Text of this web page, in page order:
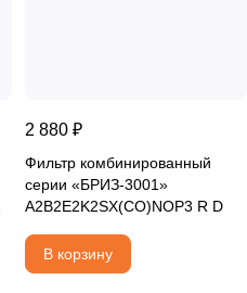
2 880 ₽
Фильтр комбинированный
серии «БРИЗ-3001»
A2B2E2K2SX(CO)NOP3 R D
В корзину